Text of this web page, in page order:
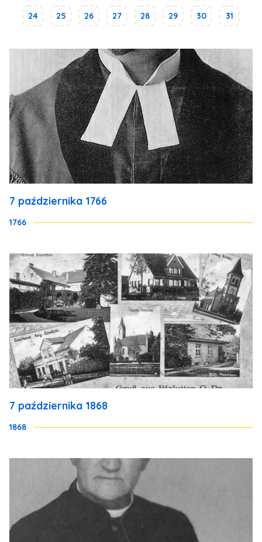
24 25 26 27 28 29 30 31
7 października 1766
1766
7 października 1868
1868